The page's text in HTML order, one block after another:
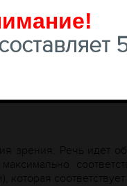
зрения. Речь идет
!